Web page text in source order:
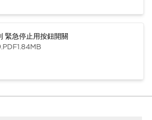
緊急停止用按鈕開關
.PDF1.84MB